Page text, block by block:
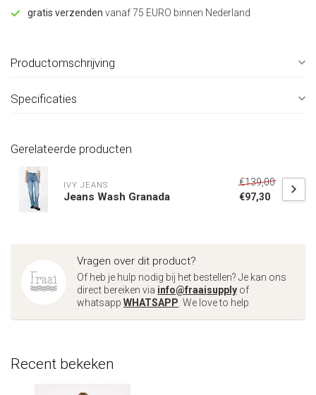
gratis verzenden vanaf 75 EURO binnen Nederland
Productomschrijving
Specificaties
Gerelateerde producten
IVY JEANS
Jeans Wash Granada
€139,00
€97,30
Vragen over dit product?
Of heb je hulp nodig bij het bestellen? Je kan ons
direct bereiken via info@fraaisupply of
whatsapp WHATSAPP . We love to help
Recent bekeken